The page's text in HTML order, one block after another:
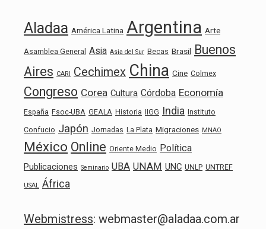
Aladaa América Latina Argentina Arte
Asamblea General Asia Asia del Sur Becas Brasil Buenos
Aires CARI Cechimex China Cine Colmex
Congreso Corea Cultura Córdoba Economía
España Fsoc-UBA GEALA Historia IIGG India Instituto
Confucio Japón Jornadas La Plata Migraciones MNAO
México Online Oriente Medio Política
Publicaciones Seminario UBA UNAM UNC UNLP UNTREF
USAL África
Webmistress: webmaster@aladaa.com.ar